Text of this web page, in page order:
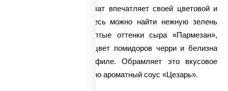
ингредиентов. Этот салат впечатляет своей цветовой и
вкусовой гаммой – здесь можно найти нежную зелень
салата «Айсберг», желтые оттенки сыра «Пармезан»,
насыщенный красный цвет помидоров черри и белизна
нежнейшего куриного филе. Обрамляет это вкусовое
многообразие невероятно ароматный соус «Цезарь».